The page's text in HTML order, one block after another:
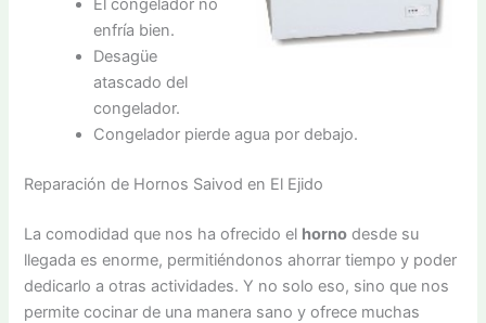
El congelador no
enfría bien.
Desagüe
atascado del
congelador.
Congelador pierde agua por debajo.
Reparación de Hornos Saivod en El Ejido
La comodidad que nos ha ofrecido el horno desde su
llegada es enorme, permitiéndonos ahorrar tiempo y poder
dedicarlo a otras actividades. Y no solo eso, sino que nos
permite cocinar de una manera sano y ofrece muchas